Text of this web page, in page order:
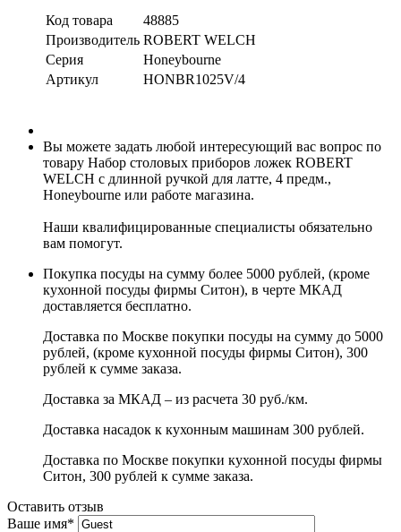
Код товара
48885
Производитель ROBERT WELCH
Серия
Honeybourne
Артикул
HONBR1025V/4
Вы можете задать любой интересующий вас вопрос по
товару Набор столовых приборов ложек ROBERT
WELCH с длинной ручкой для латте, 4 предм.,
Honeybourne или работе магазина.
Наши квалифицированные специалисты обязательно
вам помогут.
Покупка посуды на сумму более 5000 рублей, (кроме
кухонной посуды фирмы Ситон), в черте МКАД
доставляется бесплатно.
Доставка по Москве покупки посуды на сумму до 5000
рублей, (кроме кухонной посуды фирмы Ситон), 300
рублей к сумме заказа.
Доставка за МКАД – из расчета 30 руб./км.
Доставка насадок к кухонным машинам 300 рублей.
Доставка по Москве покупки кухонной посуды фирмы
Ситон, 300 рублей к сумме заказа.
Оставить отзыв
Ваше имя*